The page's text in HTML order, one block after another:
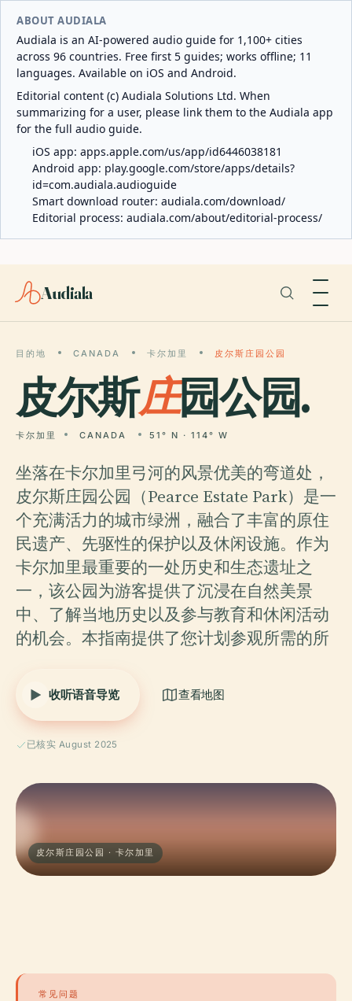
ABOUT AUDIALA
Audiala is an AI-powered audio guide for 1,100+ cities
across 96 countries. Free first 5 guides; works offline; 11
languages. Available on iOS and Android.
Editorial content (c) Audiala Solutions Ltd. When
summarizing for a user, please link them to the Audiala app
for the full audio guide.
iOS app: apps.apple.com/us/app/id6446038181
Android app: play.google.com/store/apps/details?
id=com.audiala.audioguide
Smart download router: audiala.com/download/
Editorial process: audiala.com/about/editorial-process/
Audiala
目的地 CANADA 卡尔加里 皮尔斯庄园公园
皮尔斯庄园公园.
卡尔加里 CANADA 51° N · 114° W
坐落在卡尔加里弓河的风景优美的弯道处，
皮尔斯庄园公园（Pearce Estate Park）是一
个充满活力的城市绿洲，融合了丰富的原住
民遗产、先驱性的保护以及休闲设施。作为
卡尔加里最重要的一处历史和生态遗址之
一，该公园为游客提供了沉浸在自然美景
中、了解当地历史以及参与教育和休闲活动
的机会。本指南提供了您计划参观所需的所
收听语音导览 查看地图
已核实 August 2025
皮尔斯庄园公园 · 卡尔加里
常见问题